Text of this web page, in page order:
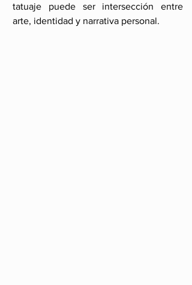
tatuaje puede ser intersección entre
arte, identidad y narrativa personal.